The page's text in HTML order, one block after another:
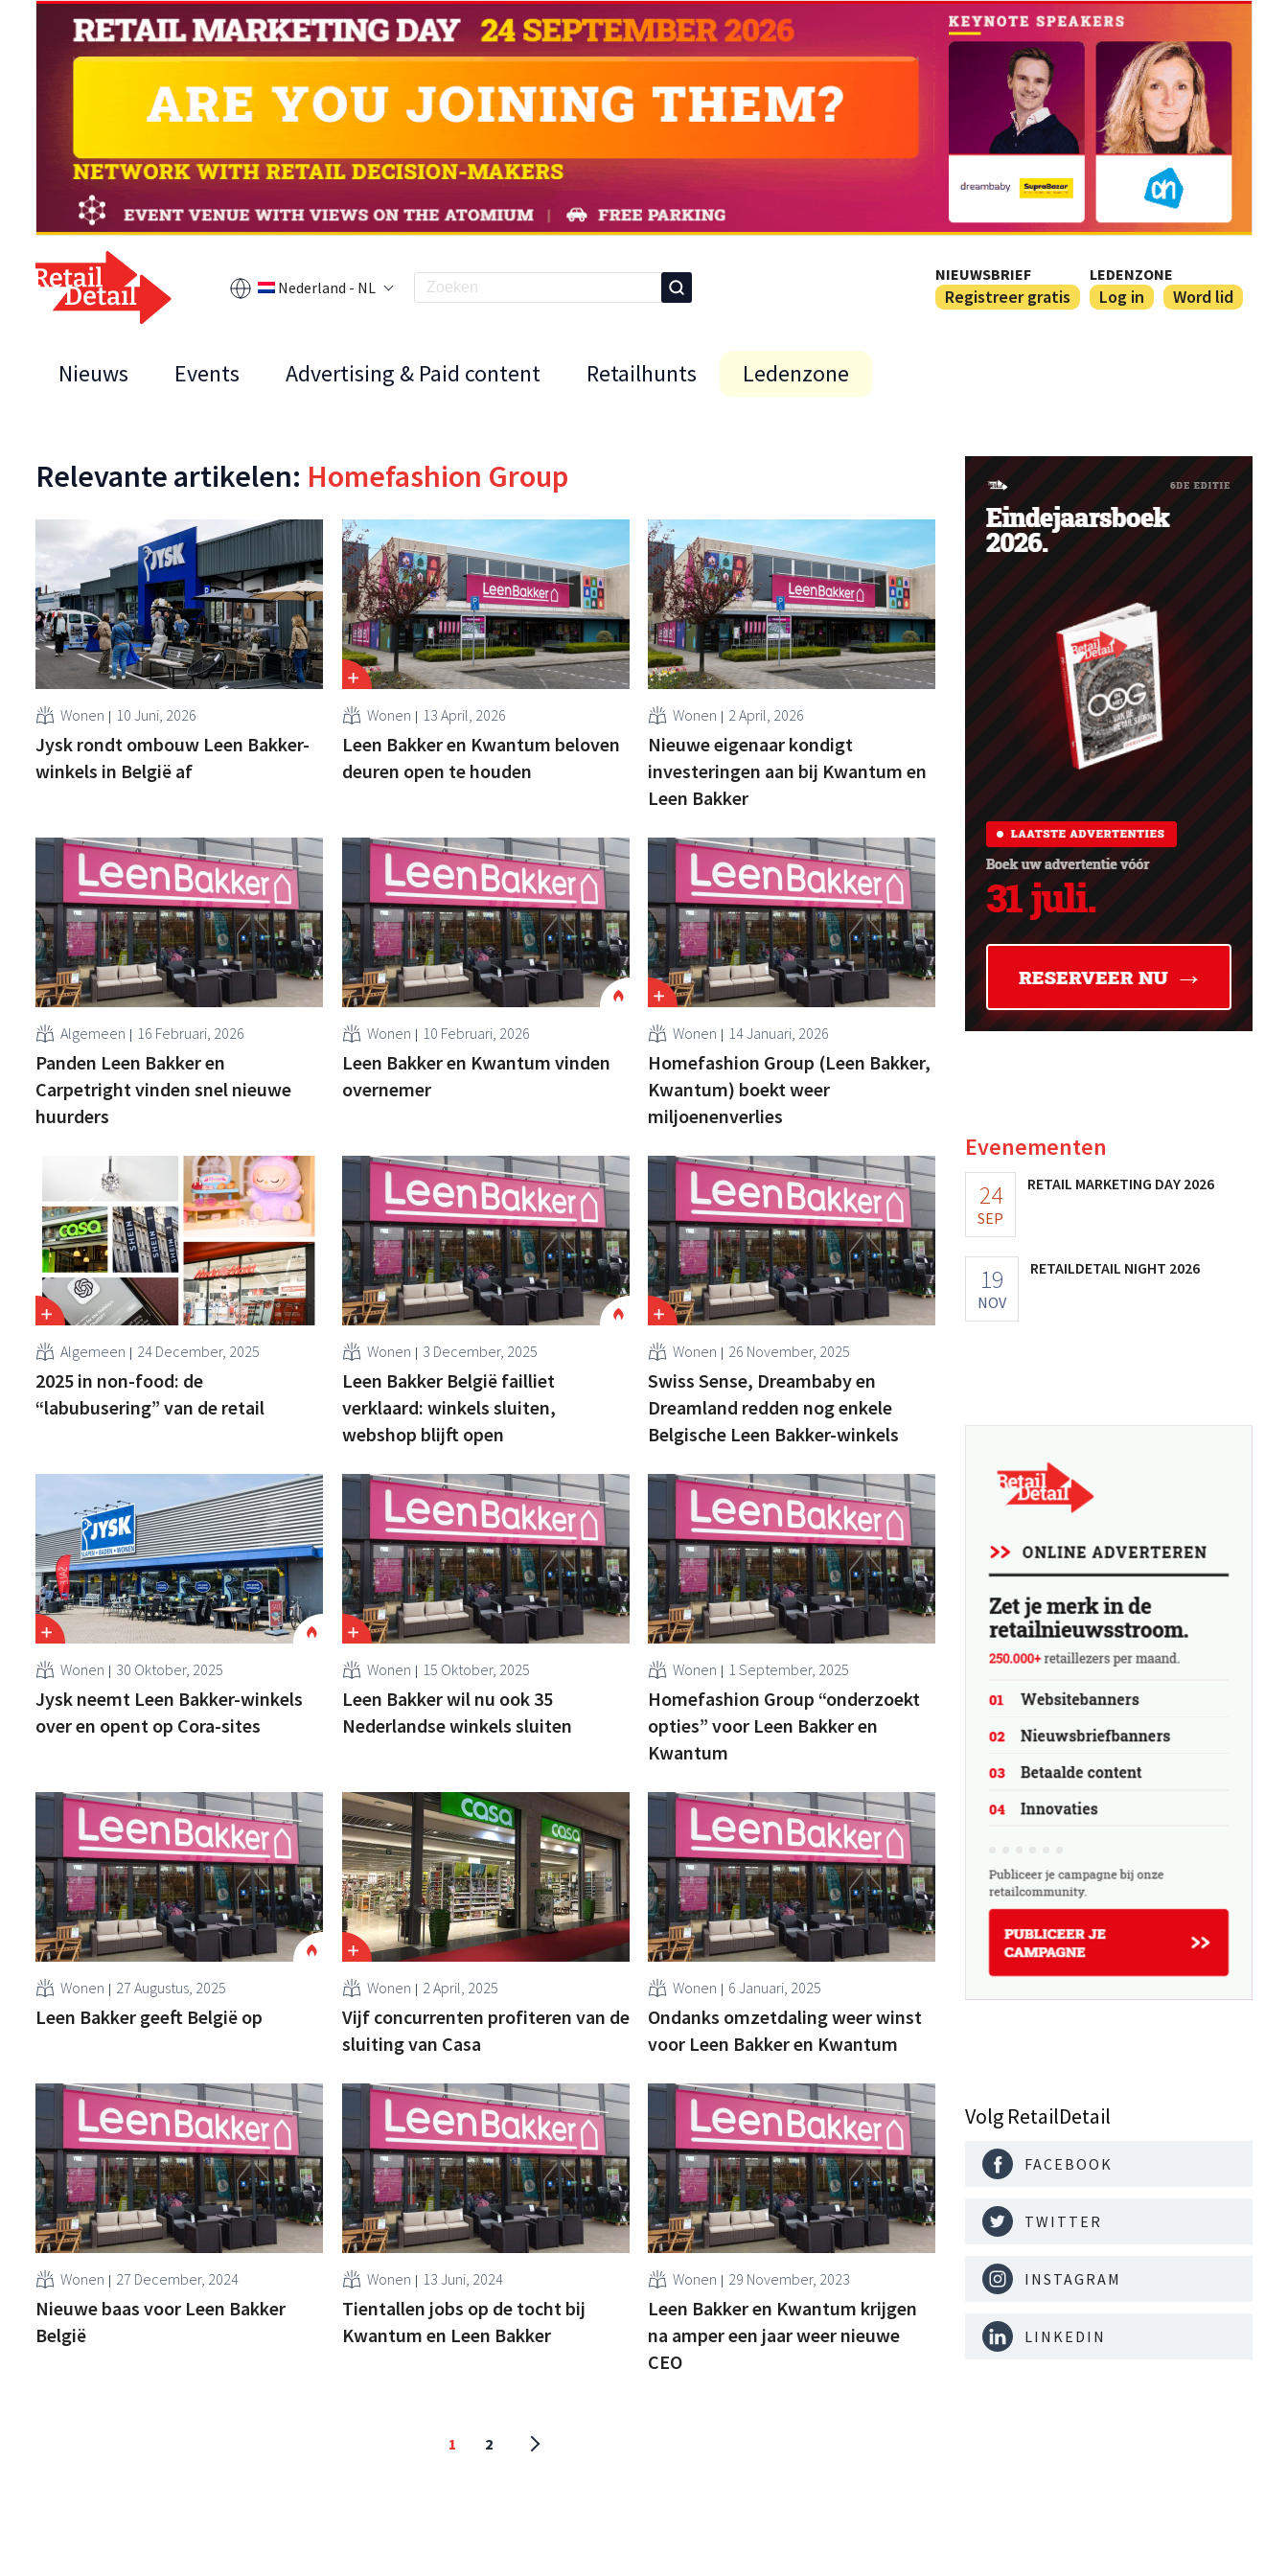
Nederland - NL
NIEUWSBRIEF
Registreer gratis
LEDENZONE
Log in Word lid
Nieuws Events Advertising & Paid content Retailhunts Ledenzone
Relevante artikelen: Homefashion Group
Wonen 10 Juni, 2026
Jysk rondt ombouw Leen Bakker-
winkels in België af
Wonen 13 April, 2026
Leen Bakker en Kwantum beloven
deuren open te houden
Wonen 2 April, 2026
Nieuwe eigenaar kondigt
investeringen aan bij Kwantum en
Leen Bakker
Algemeen 16 Februari, 2026
Panden Leen Bakker en
Carpetright vinden snel nieuwe
huurders
Wonen 10 Februari, 2026
Leen Bakker en Kwantum vinden
overnemer
Wonen 14 Januari, 2026
Homefashion Group (Leen Bakker,
Kwantum) boekt weer
miljoenenverlies
Algemeen 24 December, 2025
2025 in non-food: de
“labubusering” van de retail
Wonen 3 December, 2025
Leen Bakker België failliet
verklaard: winkels sluiten,
webshop blijft open
Wonen 26 November, 2025
Swiss Sense, Dreambaby en
Dreamland redden nog enkele
Belgische Leen Bakker-winkels
Wonen 30 Oktober, 2025
Jysk neemt Leen Bakker-winkels
over en opent op Cora-sites
Wonen 15 Oktober, 2025
Leen Bakker wil nu ook 35
Nederlandse winkels sluiten
Wonen 1 September, 2025
Homefashion Group “onderzoekt
opties” voor Leen Bakker en
Kwantum
Wonen 27 Augustus, 2025
Leen Bakker geeft België op
Wonen 2 April, 2025
Vijf concurrenten profiteren van de
sluiting van Casa
Wonen 6 Januari, 2025
Ondanks omzetdaling weer winst
voor Leen Bakker en Kwantum
Wonen 27 December, 2024
Nieuwe baas voor Leen Bakker
België
Wonen 13 Juni, 2024
Tientallen jobs op de tocht bij
Kwantum en Leen Bakker
Wonen 29 November, 2023
Leen Bakker en Kwantum krijgen
na amper een jaar weer nieuwe
CEO
1 2
Evenementen
24
SEP
RETAIL MARKETING DAY 2026
19
NOV
RETAILDETAIL NIGHT 2026
Volg RetailDetail
FACEBOOK
TWITTER
INSTAGRAM
LINKEDIN